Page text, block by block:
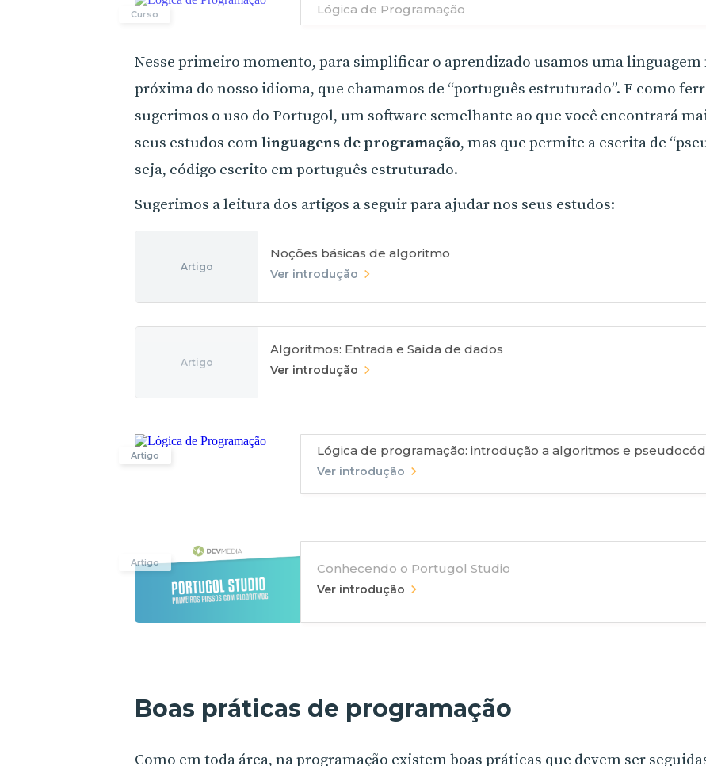
Curso Lógica de Programação
Nesse primeiro momento, para simplificar o aprendizado usamos uma linguagem
próxima do nosso idioma, que chamamos de “português estruturado”. E como
sugerimos o uso do Portugol, um software semelhante ao que você encontrará
seus estudos comlinguagens de programação, mas que permite a escrita de
seja, código escrito em português estruturado.
Sugerimos a leitura dos artigos a seguir para ajudar nos seus estudos:
Artigo
Noções básicas de algoritmo
Ver introdução
Artigo
Algoritmos: Entrada e Saída de dados
Ver introdução
Artigo Lógica de programação: introdução a algoritmos e
Ver introdução
Artigo Conhecendo o Portugol Studio
Ver introdução
Boas práticas de programação
Como em toda área, na programação existem boas práticas que devem ser